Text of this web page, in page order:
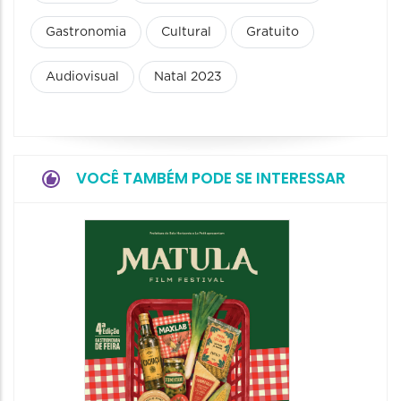
Gastronomia Cultural Gratuito
Audiovisual Natal 2023
VOCÊ TAMBÉM PODE SE INTERESSAR